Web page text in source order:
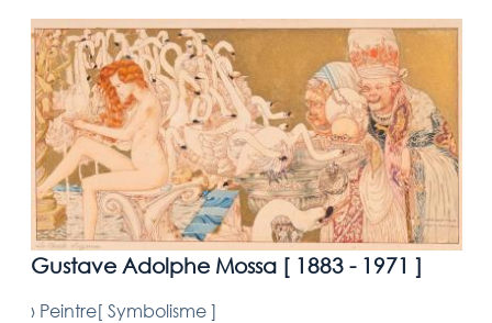
Gustave Adolphe Mossa [ 1883 - 1971 ]
› Peintre[ Symbolisme]